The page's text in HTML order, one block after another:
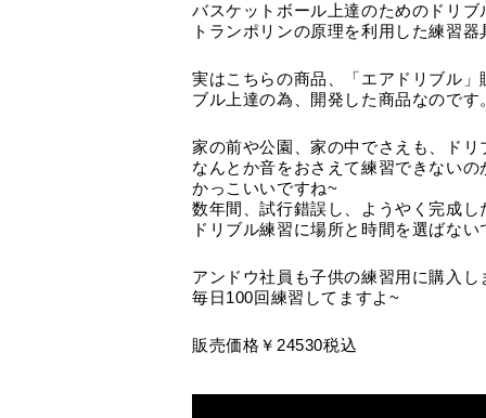
バスケットボール上達のためのドリブ
トランポリンの原理を利用した練習
実はこちらの商品、「エアドリブル
ブル上達の為、開発した商品なのです
家の前や公園、家の中でさえも、ド
なんとか音をおさえて練習できないの
かっこいいですね~
数年間、試行錯誤し、ようやく完成し
ドリブル練習に場所と時間を選ばない
アンドウ社員も子供の練習用に購入し
毎日100回練習してますよ~
販売価格￥24530税込